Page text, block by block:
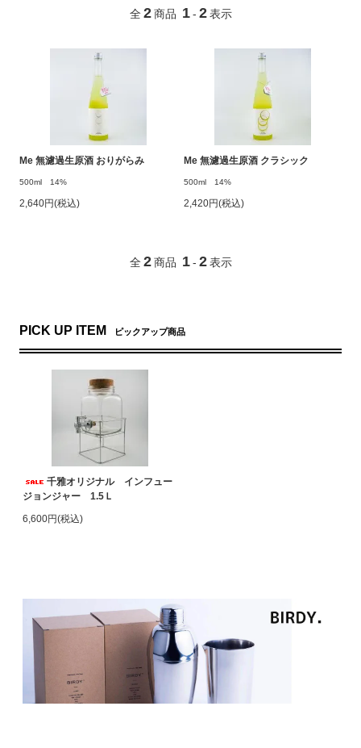
全 2 商品 1 - 2 表示
Me 無濾過生原酒 おりがらみ
500ml 14%
2,640円(税込)
Me 無濾過生原酒 クラシック
500ml 14%
2,420円(税込)
全 2 商品 1 - 2 表示
PICK UP ITEM ピックアップ商品
千雅オリジナル インフュー
ジョンジャー 1.5Ｌ
6,600円(税込)